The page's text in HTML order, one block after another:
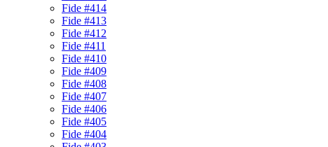
Fide #414
Fide #413
Fide #412
Fide #411
Fide #410
Fide #409
Fide #408
Fide #407
Fide #406
Fide #405
Fide #404